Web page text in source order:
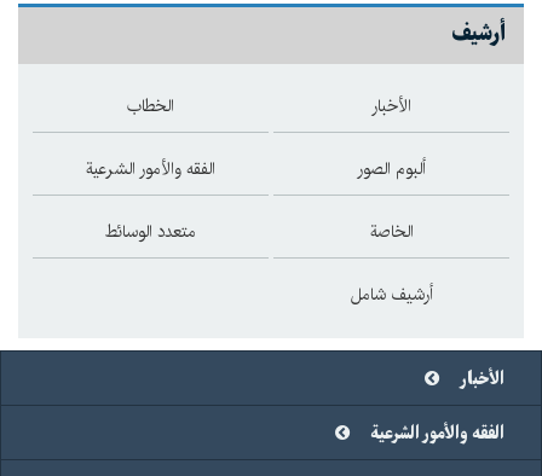
أرشيف
الأخبار الخطاب
ألبوم الصور الفقه والأمور الشرعية
الخاصة متعدد الوسائط
أرشيف شامل
الأخبار
الفقه والأمور الشرعية